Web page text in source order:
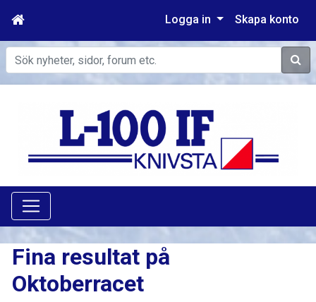
Logga in Skapa konto
Sök
Fina resultat på
Oktoberracet